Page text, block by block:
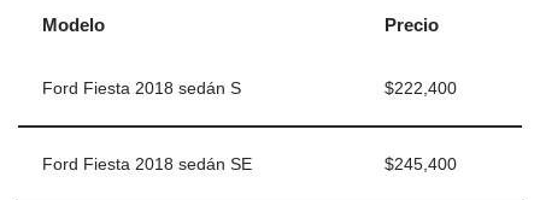
Modelo Precio
Ford Fiesta 2018 sedán S $222,400
Ford Fiesta 2018 sedán SE $245,400